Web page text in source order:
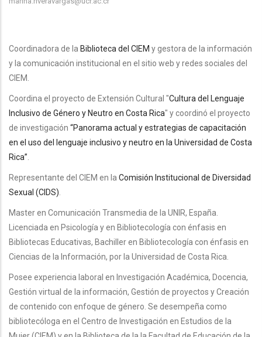
Body
Coordinadora de la Biblioteca del CIEM y gestora de la información
y la comunicación institucional en el sitio web y redes sociales del
CIEM.
Coordina el proyecto de Extensión Cultural "Cultura del Lenguaje
Inclusivo de Género y Neutro en Costa Rica" y coordinó el proyecto
de investigación “Panorama actual y estrategias de capacitación
en el uso del lenguaje inclusivo y neutro en la Universidad de Costa
Rica”.
Representante del CIEM en la Comisión Institucional de Diversidad
Sexual (CIDS).
Master en Comunicación Transmedia de la UNIR, España.
Licenciada en Psicología y en Bibliotecología con énfasis en
Bibliotecas Educativas, Bachiller en Bibliotecología con énfasis en
Ciencias de la Información, por la Universidad de Costa Rica.
Posee experiencia laboral en Investigación Académica, Docencia,
Gestión virtual de la información, Gestión de proyectos y Creación
de contenido con enfoque de género. Se desempeña como
bibliotecóloga en el Centro de Investigación en Estudios de la